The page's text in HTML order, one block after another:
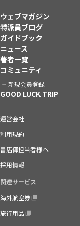
ウェブマガジン
特派員ブログ
ガイドブック
ニュース
著者一覧
コミュニティ
新規会員登録
GOOD LUCK TRIP
運営会社
利用規約
書店御担当者様へ
採用情報
関連サービス
海外航空券
旅行用品